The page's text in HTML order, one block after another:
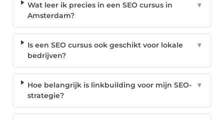
Wat leer ik precies in een SEO cursus in
Amsterdam?
▼
Is een SEO cursus ook geschikt voor lokale
bedrijven?
▼
Hoe belangrijk is linkbuilding voor mijn SEO-
strategie?
▼